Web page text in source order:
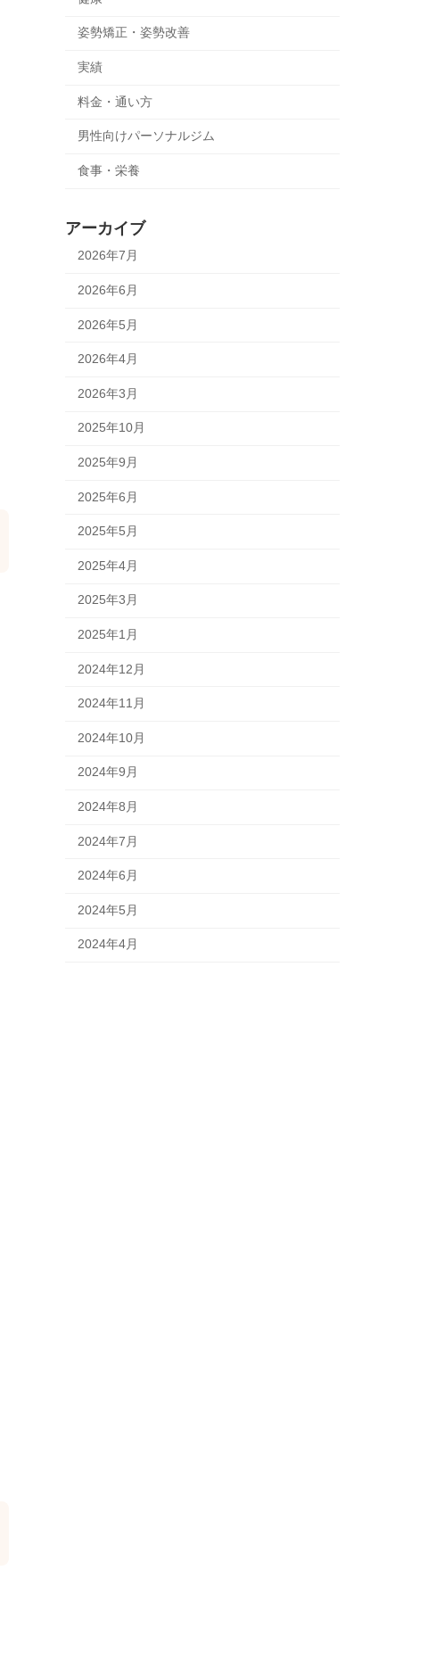
姿勢矯正・姿勢改善
実績
料金・通い方
男性向けパーソナルジム
食事・栄養
アーカイブ
2026年7月
2026年6月
2026年5月
2026年4月
2026年3月
2025年10月
2025年9月
2025年6月
2025年5月
2025年4月
2025年3月
2025年1月
2024年12月
2024年11月
2024年10月
2024年9月
2024年8月
2024年7月
2024年6月
2024年5月
2024年4月